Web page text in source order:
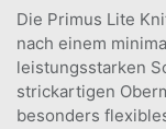
Die Primus Lite
nach einem
leistungsstarken
strickartigen
besonders